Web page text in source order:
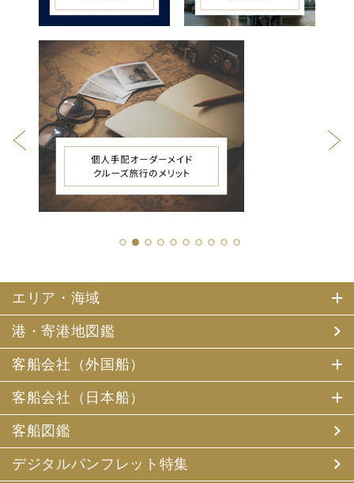
1 2 3 4 5 6 7 8 9 10
エリア・海域
港・寄港地図鑑
客船会社（外国船）
客船会社（日本船）
客船図鑑
デジタルパンフレット特集